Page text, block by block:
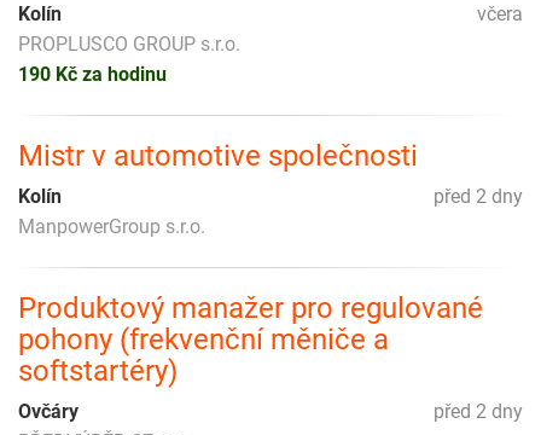
včera
Kolín
PROPLUSCO GROUP s.r.o.
190 Kč za hodinu
Mistr v automotive společnosti
před 2 dny
Kolín
ManpowerGroup s.r.o.
Produktový manažer pro regulované
pohony (frekvenční měniče a
softstartéry)
před 2 dny
Ovčáry